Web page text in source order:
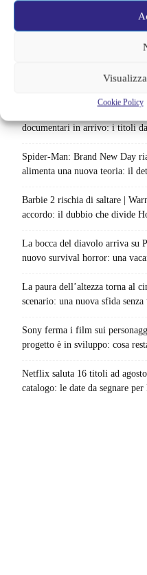
Cookie Policy
documentari in arrivo: i titoli
Spider-Man: Brand New Day
alimenta una nuova teoria: il
Barbie 2 rischia di saltare |
accordo: il dubbio che divide
La bocca del diavolo arriva su
nuovo survival horror: una
La paura dell’altezza torna al
scenario: una nuova sfida
Sony ferma i film sui
progetto è in sviluppo: cosa
Netflix saluta 16 titoli ad
catalogo: le date da segnare